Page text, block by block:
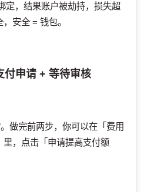
定，结果账户被劫持，损失超
安全 = 钱包。
申请 + 等待审核
做完前两步，你可以在「费用
，点击「申请提高支付额